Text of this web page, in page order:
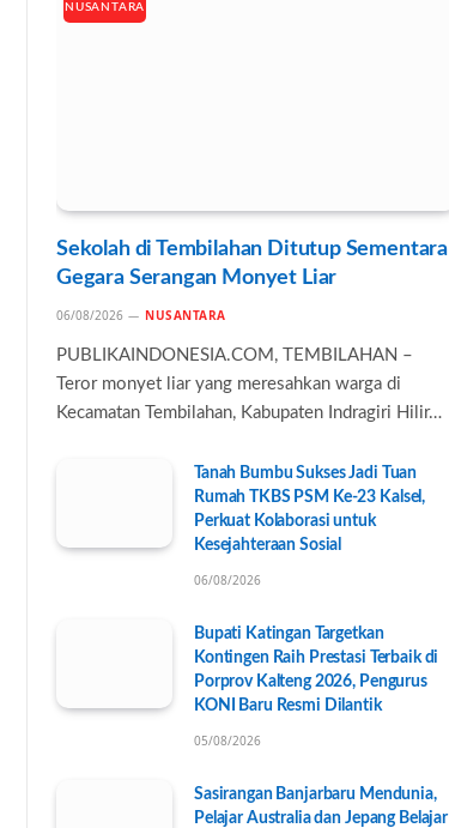
NUSANTARA
Sekolah di Tembilahan Ditutup Sementara
Gegara Serangan Monyet Liar
06/08/2026 NUSANTARA
PUBLIKAINDONESIA.COM, TEMBILAHAN –
Teror monyet liar yang meresahkan warga di
Kecamatan Tembilahan, Kabupaten Indragiri Hilir…
Tanah Bumbu Sukses Jadi Tuan
Rumah TKBS PSM Ke-23 Kalsel,
Perkuat Kolaborasi untuk
Kesejahteraan Sosial
06/08/2026
Bupati Katingan Targetkan
Kontingen Raih Prestasi Terbaik di
Porprov Kalteng 2026, Pengurus
KONI Baru Resmi Dilantik
05/08/2026
Sasirangan Banjarbaru Mendunia,
Pelajar Australia dan Jepang Belajar